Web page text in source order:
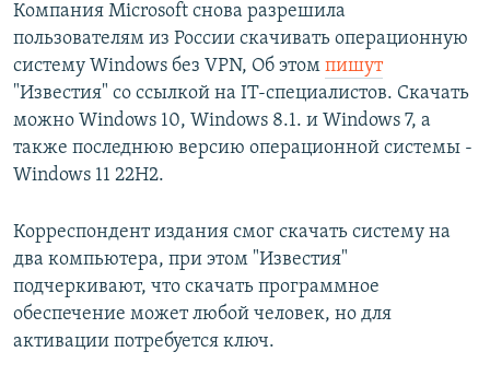
Все сайты РСЕ/РС
Компания Microsoft снова разрешила
пользователям из России скачивать операционную
систему Windows без VPN, Об этом пишут
"Известия" со ссылкой на IT-специалистов. Скачать
можно Windows 10, Windows 8.1. и Windows 7, а
также последнюю версию операционной системы -
Windows 11 22H2.
Корреспондент издания смог скачать систему на
два компьютера, при этом "Известия"
подчеркивают, что скачать программное
обеспечение может любой человек, но для
активации потребуется ключ.